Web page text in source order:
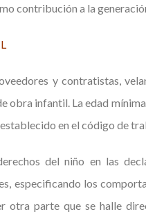
contribución a la
y contratistas,
obra infantil. La edad
en el código de
del niño en las
especificando los
otra parte que se halle